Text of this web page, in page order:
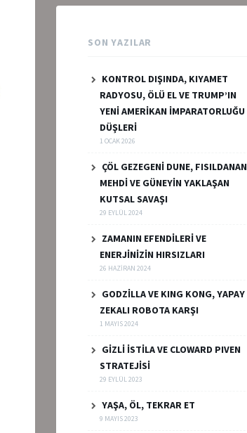
SON YAZILAR
KONTROL DIŞINDA, KIYAMET
RADYOSU, ÖLÜ EL VE TRUMP’IN
YENİ AMERİKAN İMPARATORLUĞU
DÜŞLERİ
1 OCAK 2026
ÇÖL GEZEGENİ DUNE, FISILDANAN
MEHDİ VE GÜNEYİN YAKLAŞAN
KUTSAL SAVAŞI
29 EYLÜL 2024
ZAMANIN EFENDİLERİ VE
ENERJİNİZİN HIRSIZLARI
26 HAZIRAN 2024
GODZİLLA VE KING KONG, YAPAY
ZEKALI ROBOTA KARŞI
1 MAYIS 2024
GİZLİ İSTİLA VE CLOWARD PIVEN
STRATEJİSİ
29 EYLÜL 2023
YAŞA, ÖL, TEKRAR ET
9 MAYIS 2023